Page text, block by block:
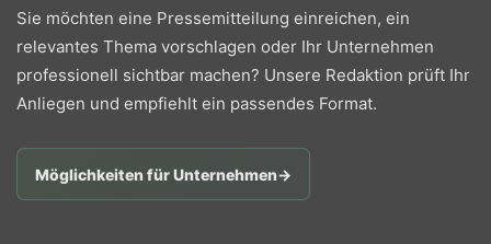
Sie möchten eine Pressemitteilung einreichen, ein
relevantes Thema vorschlagen oder Ihr Unternehmen
professionell sichtbar machen? Unsere Redaktion prüft Ihr
Anliegen und empfiehlt ein passendes Format.
Möglichkeiten für Unternehmen→